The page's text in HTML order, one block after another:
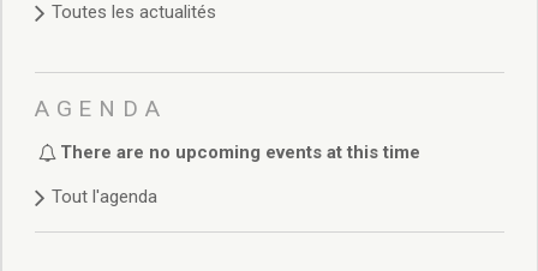
Délibérations 2024
Délibérations 2022
Délibérations 2021
Délibérations 2019
Délibérations 2018
Toutes les actualités
AGENDA
There are no upcoming events at this time
Tout l'agenda